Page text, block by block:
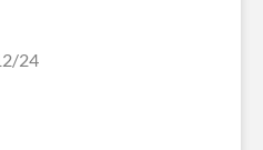
24